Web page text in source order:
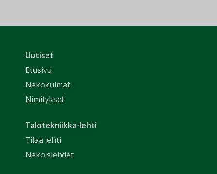
Uutiset
Etusivu
Näkökulmat
Nimitykset
Talotekniikka-lehti
Tilaa lehti
Näköislehdet